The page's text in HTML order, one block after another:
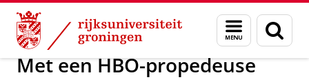
Skip
Content
Skip
Navigation
Menu
en
zoeken
Over ons Apply for a Bachelor
Met een HBO-propedeuse